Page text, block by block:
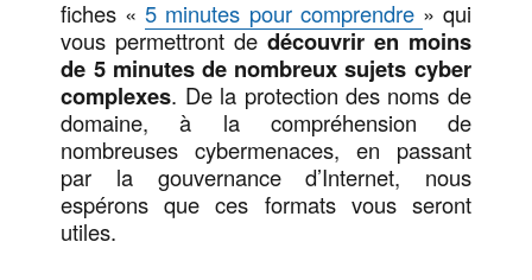
fiches «5 minutes pour comprendre » qui
vous permettront de découvrir en moins
de 5 minutes de nombreux sujets cyber
complexes. De la protection des noms de
domaine, à la compréhension de
nombreuses cybermenaces, en passant
par la gouvernance d’Internet, nous
espérons que ces formats vous seront
utiles.